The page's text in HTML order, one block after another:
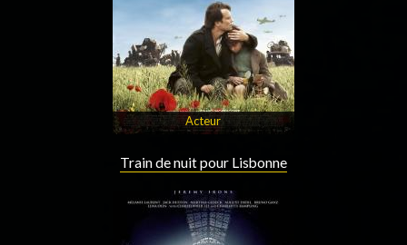
Acteur
Train de nuit pour Lisbonne